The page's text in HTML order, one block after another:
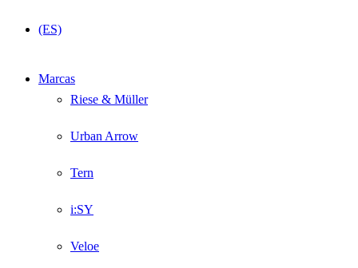
(ES)
Marcas
Riese & Müller
Urban Arrow
Tern
i:SY
Veloe